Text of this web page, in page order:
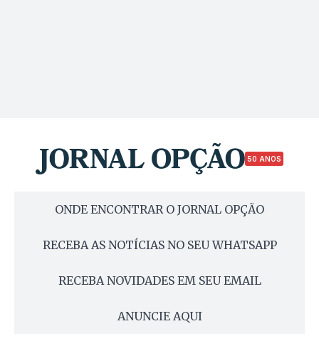
50 ANOS
ONDE ENCONTRAR O JORNAL OPÇÃO
RECEBA AS NOTÍCIAS NO SEU WHATSAPP
RECEBA NOVIDADES EM SEU EMAIL
ANUNCIE AQUI